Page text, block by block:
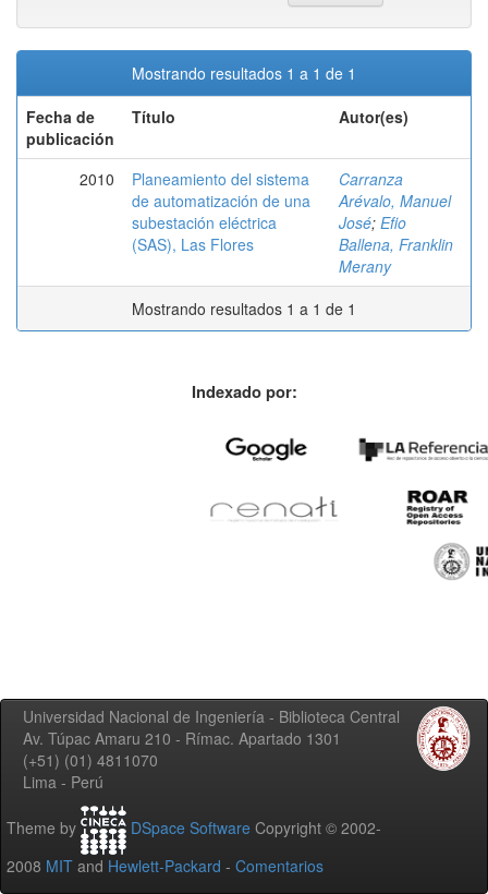
Mostrando resultados 1 a 1 de 1
Fecha de
publicación
Título Autor(es)
2010
Planeamiento del sistema
de automatización de una
subestación eléctrica
(SAS), Las Flores
Carranza
Arévalo, Manuel
José; Efio
Ballena, Franklin
Merany
Mostrando resultados 1 a 1 de 1
Indexado por:
Universidad Nacional de Ingeniería - Biblioteca Central
Av. Túpac Amaru 210 - Rímac. Apartado 1301
(+51) (01) 4811070
Lima - Perú
Theme by DSpace Software Copyright © 2002-
2008 MIT and Hewlett-Packard - Comentarios